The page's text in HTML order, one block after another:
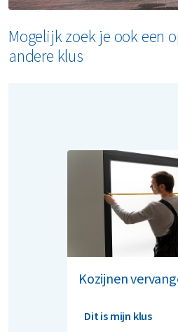
Mogelijk zoek je ook een
andere klus
Kozijnen
Dit is mijn klus